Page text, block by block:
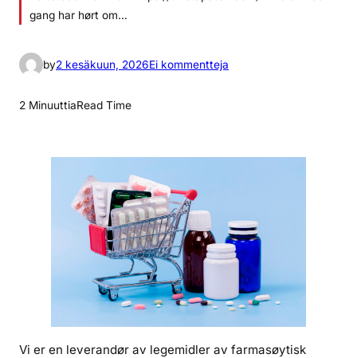
gang har hørt om…
by2 kesäkuun, 2026Ei kommentteja
k
i
n
m
p
e
2 MinuuttiaRead Time
Vi er en leverandør av legemidler av farmasøytisk